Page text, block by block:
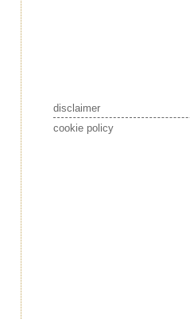
disclaimer
cookie policy